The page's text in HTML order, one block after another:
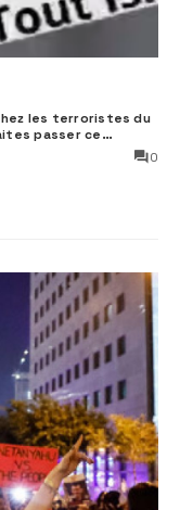
les terroristes du
passer ce
0